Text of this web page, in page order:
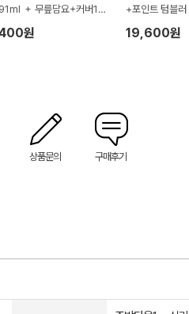
＋ 무릎담요+커버1P
원
+포인트 텀블러
19,600원
상품문의 구매후기